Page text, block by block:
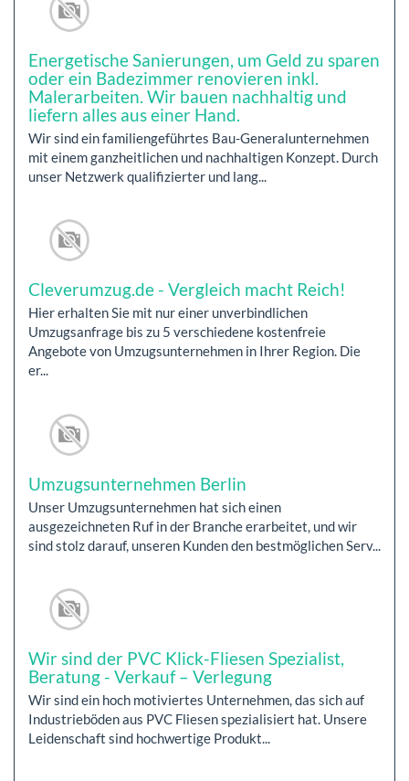
Energetische Sanierungen, um Geld zu sparen
oder ein Badezimmer renovieren inkl.
Malerarbeiten. Wir bauen nachhaltig und
liefern alles aus einer Hand.
Wir sind ein familiengeführtes Bau-Generalunternehmen
mit einem ganzheitlichen und nachhaltigen Konzept. Durch
unser Netzwerk qualifizierter und lang...
Cleverumzug.de - Vergleich macht Reich!
Hier erhalten Sie mit nur einer unverbindlichen
Umzugsanfrage bis zu 5 verschiedene kostenfreie
Angebote von Umzugsunternehmen in Ihrer Region. Die
er...
Umzugsunternehmen Berlin
Unser Umzugsunternehmen hat sich einen
ausgezeichneten Ruf in der Branche erarbeitet, und wir
sind stolz darauf, unseren Kunden den bestmöglichen Serv...
Wir sind der PVC Klick-Fliesen Spezialist,
Beratung - Verkauf – Verlegung
Wir sind ein hoch motiviertes Unternehmen, das sich auf
Industrieböden aus PVC Fliesen spezialisiert hat. Unsere
Leidenschaft sind hochwertige Produkt...